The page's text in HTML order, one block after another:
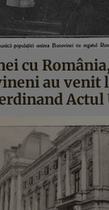
cu
au venit